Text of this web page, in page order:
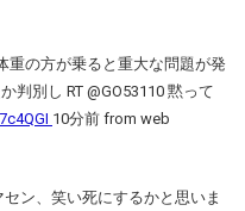
重の方が乗ると重大な問題が発
別し RT @GO53110 黙って
10分前 from web
ン、笑い死にするかと思いま